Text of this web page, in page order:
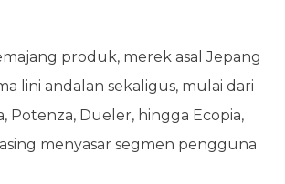
produk, merek asal Jepang
lini andalan sekaligus, mulai dari
Potenza, Dueler, hingga Ecopia,
menyasar segmen pengguna